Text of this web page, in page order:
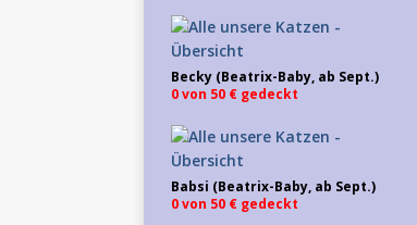
Becky (Beatrix-Baby, ab Sept.)
0 von 50 € gedeckt
Babsi (Beatrix-Baby, ab Sept.)
0 von 50 € gedeckt